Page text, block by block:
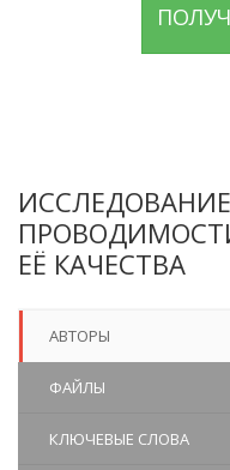
ЕЁ КАЧЕСТВА
АВТОРЫ
ФАЙЛЫ
КЛЮЧЕВЫЕ СЛОВА